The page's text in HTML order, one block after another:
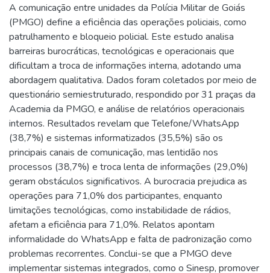
A comunicação entre unidades da Polícia Militar de Goiás
(PMGO) define a eficiência das operações policiais, como
patrulhamento e bloqueio policial. Este estudo analisa
barreiras burocráticas, tecnológicas e operacionais que
dificultam a troca de informações interna, adotando uma
abordagem qualitativa. Dados foram coletados por meio de
questionário semiestruturado, respondido por 31 praças da
Academia da PMGO, e análise de relatórios operacionais
internos. Resultados revelam que Telefone/WhatsApp
(38,7%) e sistemas informatizados (35,5%) são os
principais canais de comunicação, mas lentidão nos
processos (38,7%) e troca lenta de informações (29,0%)
geram obstáculos significativos. A burocracia prejudica as
operações para 71,0% dos participantes, enquanto
limitações tecnológicas, como instabilidade de rádios,
afetam a eficiência para 71,0%. Relatos apontam
informalidade do WhatsApp e falta de padronização como
problemas recorrentes. Conclui-se que a PMGO deve
implementar sistemas integrados, como o Sinesp, promover